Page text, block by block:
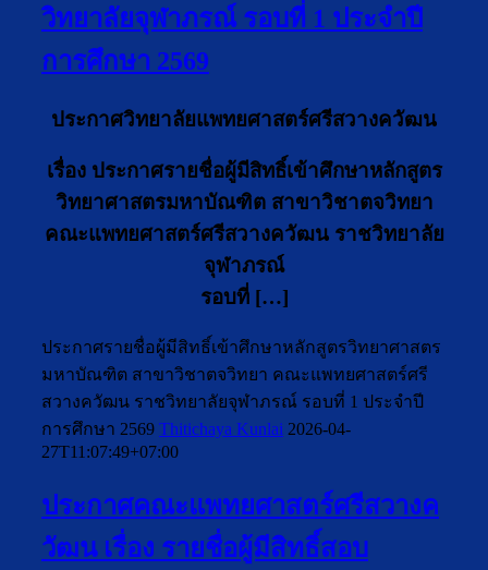
วิทยาลัยจุฬาภรณ์ รอบที่ 1 ประจำปี
การศึกษา 2569
ประกาศวิทยาลัยแพทยศาสตร์ศรีสวางควัฒน
เรื่อง ประกาศรายชื่อผู้มีสิทธิ์เข้าศึกษาหลักสูตร
วิทยาศาสตรมหาบัณฑิต สาขาวิชาตจวิทยา
คณะแพทยศาสตร์ศรีสวางควัฒน ราชวิทยาลัย
จุฬาภรณ์
รอบที่ […]
ประกาศรายชื่อผู้มีสิทธิ์เข้าศึกษาหลักสูตรวิทยาศาสตร
มหาบัณฑิต สาขาวิชาตจวิทยา คณะแพทยศาสตร์ศรี
สวางควัฒน ราชวิทยาลัยจุฬาภรณ์ รอบที่ 1 ประจำปี
การศึกษา 2569 Thitichaya Kunlai 2026-04-
27T11:07:49+07:00
ประกาศคณะแพทยศาสตร์ศรีสวางค
วัฒน เรื่อง รายชื่อผู้มีสิทธิ์สอบ